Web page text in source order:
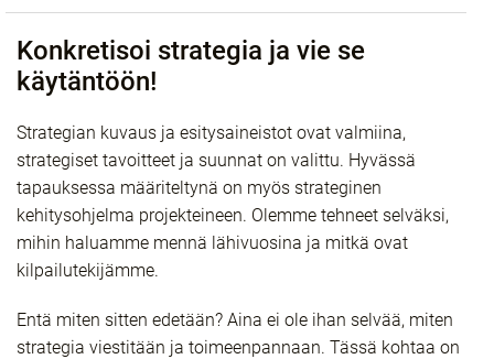
Konkretisoi strategia ja vie se
käytäntöön!
Strategian kuvaus ja esitysaineistot ovat valmiina,
strategiset tavoitteet ja suunnat on valittu. Hyvässä
tapauksessa määriteltynä on myös strateginen
kehitysohjelma projekteineen. Olemme tehneet selväksi,
mihin haluamme mennä lähivuosina ja mitkä ovat
kilpailutekijämme.
Entä miten sitten edetään? Aina ei ole ihan selvää, miten
strategia viestitään ja toimeenpannaan. Tässä kohtaa on